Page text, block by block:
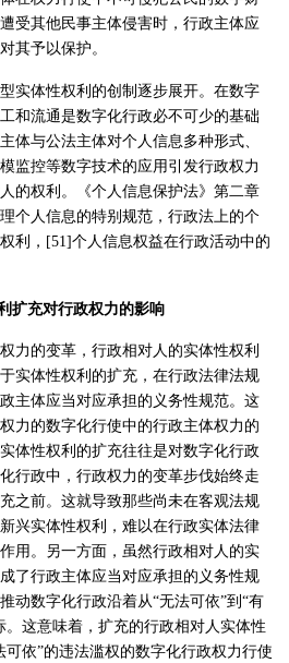
受其他民事主体侵害时，行政主体应
其予以保护。
实体性权利的创制逐步展开。在数字
和流通是数字化行政必不可少的基础
体与公法主体对个人信息多种形式、
监控等数字技术的应用引发行政权力
的权利。《个人信息保护法》第二章
个人信息的特别规范，行政法上的个
利，[51]个人信息权益在行政活动中的
扩充对行政权力的影响
力的变革，行政相对人的实体性权利
实体性权利的扩充，在行政法律法规
主体应当对应承担的义务性规范。这
力的数字化行使中的行政主体权力的
体性权利的扩充往往是对数字化行政
行政中，行政权力的变革步伐始终走
之前。这就导致那些尚未在客观法规
兴实体性权利，难以在行政实体法律
用。另一方面，虽然行政相对人的实
了行政主体应当对应承担的义务性规
动数字化行政沿着从“无法可依”到“有
。这意味着，扩充的行政相对人实体性
依”的违法滥权的数字化行政权力行使